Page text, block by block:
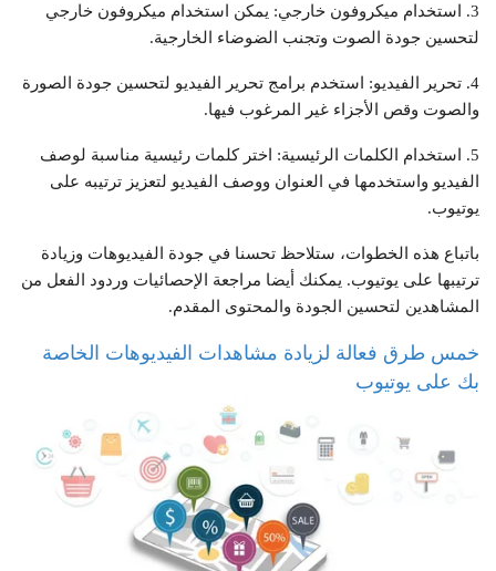
3. استخدام ميكروفون خارجي: يمكن استخدام ميكروفون خارجي
لتحسين جودة الصوت وتجنب الضوضاء الخارجية.
4. تحرير الفيديو: استخدم برامج تحرير الفيديو لتحسين جودة الصورة
والصوت وقص الأجزاء غير المرغوب فيها.
5. استخدام الكلمات الرئيسية: اختر كلمات رئيسية مناسبة لوصف
الفيديو واستخدمها في العنوان ووصف الفيديو لتعزيز ترتيبه على
يوتيوب.
باتباع هذه الخطوات، ستلاحظ تحسنا في جودة الفيديوهات وزيادة
ترتيبها على يوتيوب. يمكنك أيضا مراجعة الإحصائيات وردود الفعل من
المشاهدين لتحسين الجودة والمحتوى المقدم.
خمس طرق فعالة لزيادة مشاهدات الفيديوهات الخاصة
بك على يوتيوب